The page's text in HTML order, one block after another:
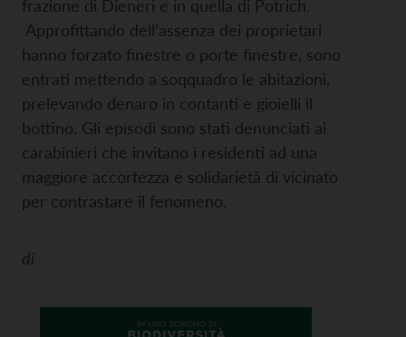
frazione di Dieneri e in quella di Potrich.
Approfittando dell’assenza dei proprietari
hanno forzato finestre o porte finestre, sono
entrati mettendo a soqquadro le abitazioni,
prelevando denaro in contanti e gioielli il
bottino. Gli episodi sono stati denunciati ai
carabinieri che invitano i residenti ad una
maggiore accortezza e solidarietà di vicinato
per contrastare il fenomeno.
di